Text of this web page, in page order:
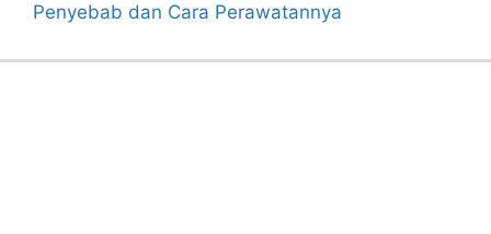
Penyebab dan Cara Perawatannya